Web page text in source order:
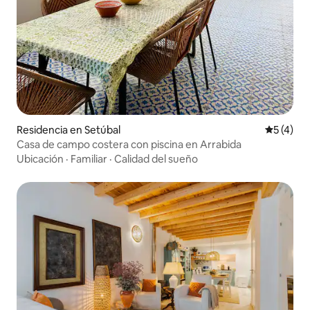
Residencia en Setúbal
5 (4)
Casa de campo costera con piscina en Arrabida
Ubicación · Familiar · Calidad del sueño